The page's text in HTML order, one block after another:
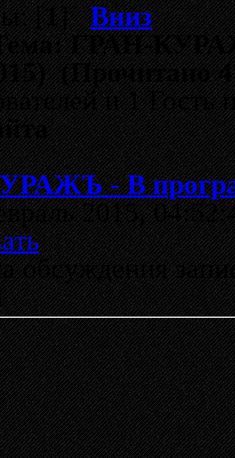
[1]Вниз
ГРАН-
(Прочитано
и 1 Гость
- В
2015,
обсуждения